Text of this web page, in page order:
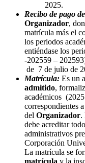
2025.
Recibo de pago
Organizador,
matrícula más el
los periodos
entiéndase los
-202559 –
de 7 de julio de
Matrícula: Es un
admitido,
académicos
correspondientes
del Organizador.
debe acreditar
administrativos
Corporación
La matrícula se